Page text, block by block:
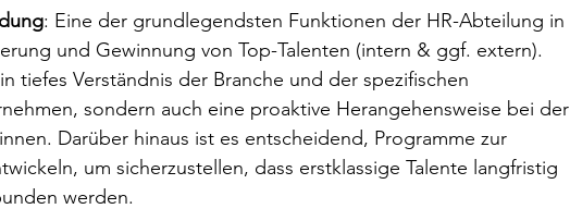
: Eine der grundlegendsten Funktionen der HR-Abteilung in
und Gewinnung von Top-Talenten (intern & ggf. extern).
tiefes Verständnis der Branche und der spezifischen
sondern auch eine proaktive Herangehensweise bei der
Darüber hinaus ist es entscheidend, Programme zur
um sicherzustellen, dass erstklassige Talente langfristig
werden.